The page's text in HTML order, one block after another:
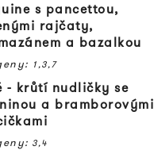
s pancettou,
rajčaty,
a bazalkou
1,3,7
- krůtí nudličky se
a bramborovými
3,4